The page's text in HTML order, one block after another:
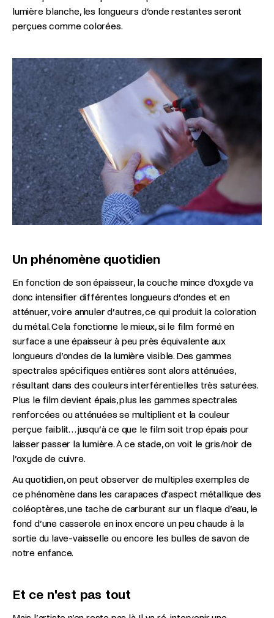
lumière blanche, les longueurs d’onde restantes seront
perçues comme colorées.
Un phénomène quotidien
En fonction de son épaisseur, la couche mince d’oxyde va
donc intensifier différentes longueurs d’ondes et en
atténuer, voire annuler d’autres, ce qui produit la coloration
du métal. Cela fonctionne le mieux, si le film formé en
surface a une épaisseur à peu près équivalente aux
longueurs d’ondes de la lumière visible. Des gammes
spectrales spécifiques entières sont alors atténuées,
résultant dans des couleurs interférentielles très saturées.
Plus le film devient épais, plus les gammes spectrales
renforcées ou atténuées se multiplient et la couleur
perçue faiblit… jusqu’à ce que le film soit trop épais pour
laisser passer la lumière. À ce stade, on voit le gris/noir de
l’oxyde de cuivre.
Au quotidien, on peut observer de multiples exemples de
ce phénomène dans les carapaces d’aspect métallique des
coléoptères, une tache de carburant sur un flaque d’eau, le
fond d’une casserole en inox encore un peu chaude à la
sortie du lave-vaisselle ou encore les bulles de savon de
notre enfance.
Et ce n'est pas tout